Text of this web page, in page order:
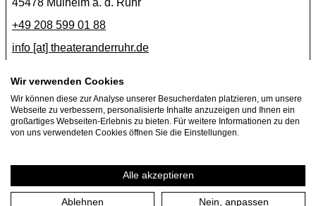
45478 Mülheim a. d. Ruhr
+49 208 599 01 88
info [​at​] theateranderruhr.de
Facebook
Instagram
Newsletter
Datenschutzerklärung Cookie-Einstellungen
Wir verwenden Cookies
Wir können diese zur Analyse unserer Besucherdaten platzieren, um unsere
Webseite zu verbessern, personalisierte Inhalte anzuzeigen und Ihnen ein
großartiges Webseiten-Erlebnis zu bieten. Für weitere Informationen zu den
von uns verwendeten Cookies öffnen Sie die Einstellungen.
Alle akzeptieren
Ablehnen Nein, anpassen